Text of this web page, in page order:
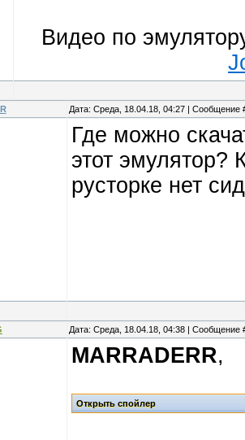
Видео по
Дата: Среда, 18.04.18, 04:27 | Сообщение
Где можно
этот эмулятор?
русторке нет
Дата: Среда, 18.04.18, 04:38 | Сообщение
MARRADERR,